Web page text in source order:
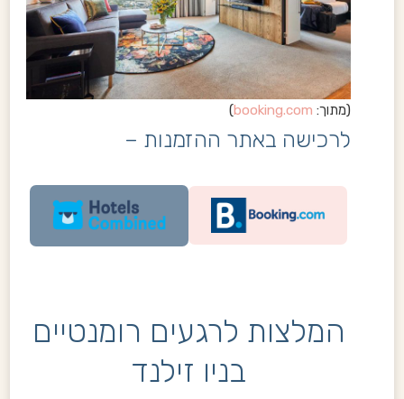
(מתוך: booking.com
)
לרכישה באתר ההזמנות –
המלצות לרגעים רומנטיים
בניו זילנד